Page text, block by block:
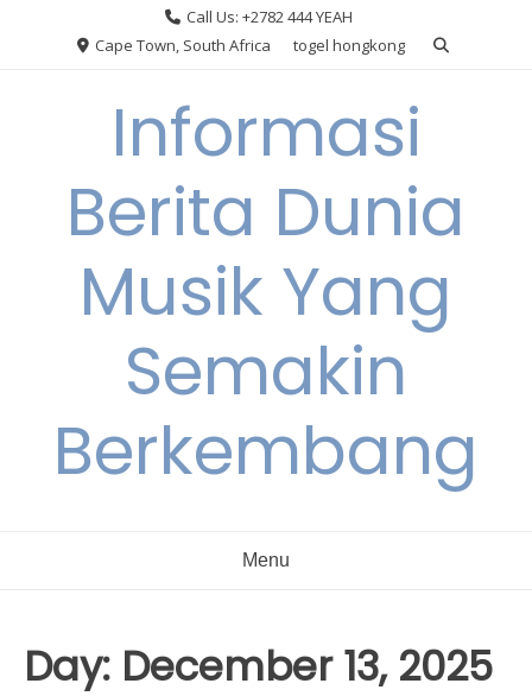
Call Us: +2782 444 YEAH
Cape Town, South Africa
togel hongkong
Informasi
Berita Dunia
Musik Yang
Semakin
Berkembang
Menu
Day: December 13, 2025